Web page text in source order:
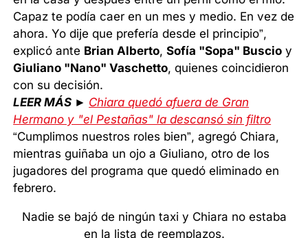
Capaz te podía caer en un mes y medio. En vez de
ahora. Yo dije que prefería desde el principio”,
explicó ante Brian Alberto,Sofía "Sopa" Buscio y
Giuliano "Nano" Vaschetto, quienes coincidieron
con su decisión.
LEER MÁS ► Chiara quedó afuera de Gran
Hermano y "el Pestañas" la descansó sin filtro
“Cumplimos nuestros roles bien”, agregó Chiara,
mientras guiñaba un ojo a Giuliano, otro de los
jugadores del programa que quedó eliminado en
febrero.
Nadie se bajó de ningún taxi y Chiara no estaba
en la lista de reemplazos.